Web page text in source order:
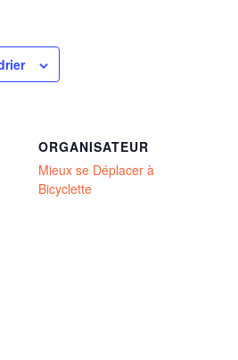
ORGANISATEUR
Mieux se Déplacer à
Bicyclette